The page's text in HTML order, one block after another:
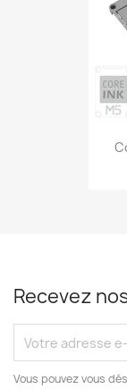
Recevez
Vous pouvez vous